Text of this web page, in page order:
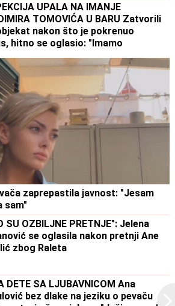
UPALA NA IMANJE
TOMOVIĆA U BARU Zatvorili
nakon što je pokrenuo
hitno se oglasio: "Imamo
zaprepastila javnost: "Jesam
sam"
SU OZBILJNE PRETNJE": Jelena
se oglasila nakon pretnji Ane
zbog Raleta
DETE SA LJUBAVNICOM Ana
bez dlake na jeziku o pevaču